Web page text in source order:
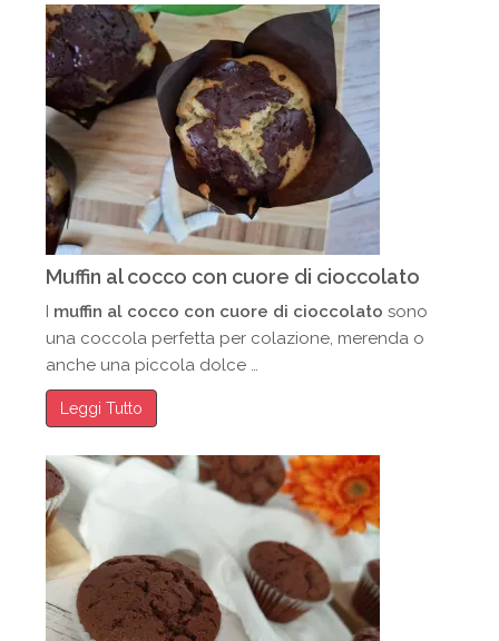
Muffin al cocco con cuore di cioccolato
I muffin al cocco con cuore di cioccolato sono
una coccola perfetta per colazione, merenda o
anche una piccola dolce …
Leggi Tutto